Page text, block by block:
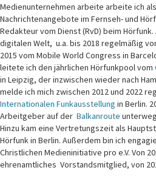
Medienunternehmen arbeite arbeite ich
Nachrichtenangebote im Fernseh- und
Redakteur vom Dienst (RvD) beim
digitalen Welt, u.a. bis 2018 regelmäßig
2015 vom Mobile World Congress in
leitete ich den jährlichen Hörfunkpool vom
in Leipzig, der inzwischen wieder nach
melde ich mich zwischen 2012 und 2022
Internationalen Funkausstellung in Berlin.
Arbeitgeber auf der Balkanroute
Hinzu kam eine Vertretungszeit als
Hörfunk in Berlin. Außerdem bin ich
Christlichen Medieninitiative pro e.V. Von
ehrenamtliches Vorstandsmitglied, von